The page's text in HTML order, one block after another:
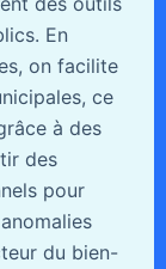
En
on facilite
ce
à des
des
pour
du bien-